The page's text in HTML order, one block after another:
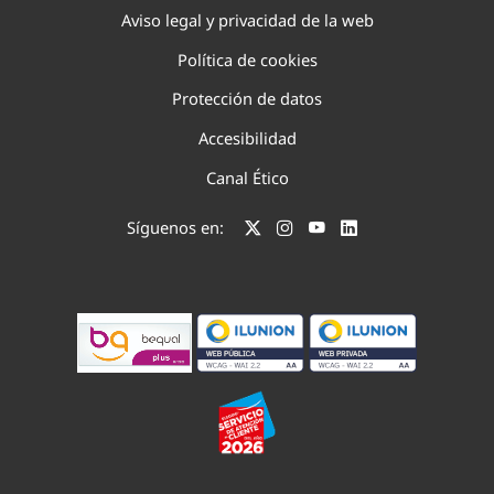
Aviso legal y privacidad de la web
Política de cookies
Protección de datos
Accesibilidad
Canal Ético
Síguenos en: